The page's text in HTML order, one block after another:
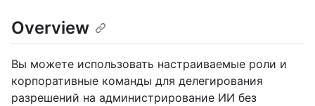
Overview
Вы можете использовать настраиваемые роли и
корпоративные команды для делегирования
разрешений на администрирование ИИ без